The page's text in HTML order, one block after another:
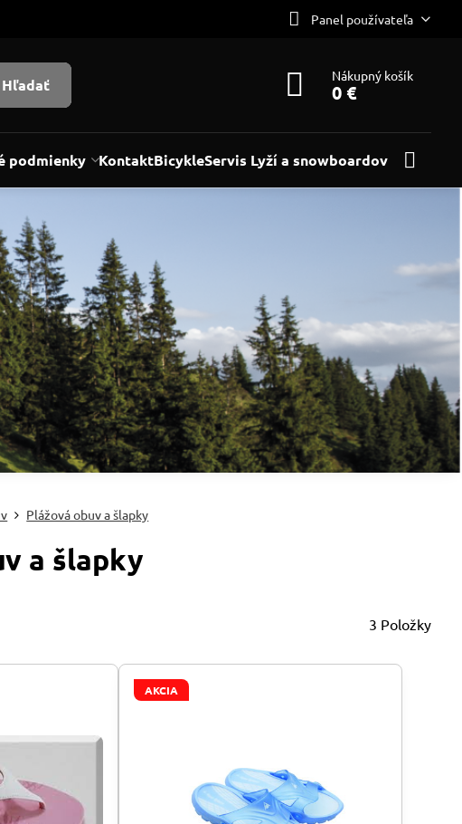
Panel používateľa
Hľadať Nákupný košík
0 €
podmienky KontaktBicykleServis Lyží a snowboardov
Plážová obuv a šlapky
a šlapky
3 Položky
AKCIA